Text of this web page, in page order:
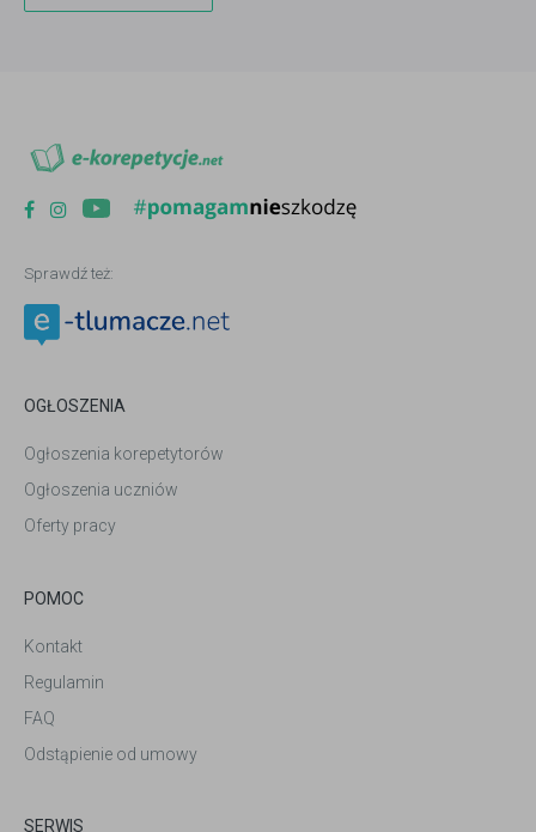
Sprawdź też:
OGŁOSZENIA
Ogłoszenia korepetytorów
Ogłoszenia uczniów
Oferty pracy
POMOC
Kontakt
Regulamin
FAQ
Odstąpienie od umowy
SERWIS